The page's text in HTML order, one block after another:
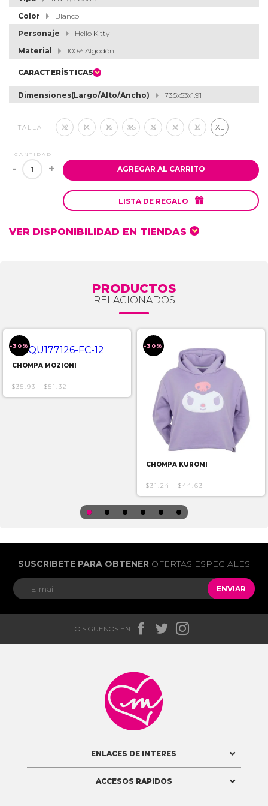
Color
Blanco
Personaje
Hello Kitty
Material
100% Algodón
CARACTERÍSTICAS
Dimensiones(Largo/Alto/Ancho) 73.5x53x1.91
TALLA 12 14 16 XS S M L XL
CANTIDAD
- + AGREGAR AL CARRITO
LISTA DE REGALO 
VER DISPONIBILIDAD EN TIENDAS
PRODUCTOS
RELACIONADOS
-30%
CHOMPA MOZIONI
$35.93 $51.32
-30%
CHOMPA KUROMI
$31.24 $44.63
SUSCRIBETE PARA OBTENER OFERTAS ESPECIALES
ENVIAR
O SIGUENOS EN   

ENLACES DE INTERES
ACCESOS RAPIDOS